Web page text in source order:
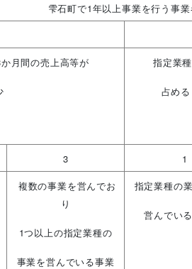
雫石町で1年以上事業を行う事
月間の売上高等が
指定業
占め
3 1
複数の事業を営んでお
り
1つ以上の指定業種の
事業を営んでいる事業
指定業種の
営んでい